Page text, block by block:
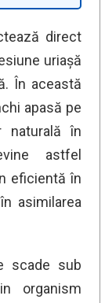
direct
uriașă
În această
apasă pe
naturală în
astfel
eficientă în
asimilarea
scade sub
organism